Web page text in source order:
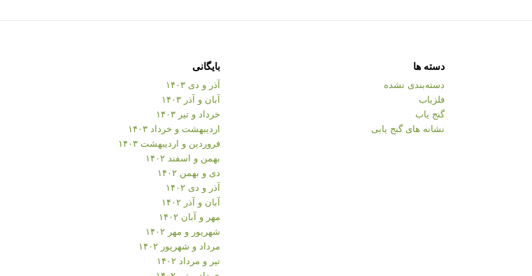
دسته ها
دسته‌بندی نشده
فلزیاب
گنج یاب
نشانه های گنج یابی
بایگانی
آذر و دی ۱۴۰۳
آبان و آذر ۱۴۰۳
خرداد و تیر ۱۴۰۳
اردیبهشت و خرداد ۱۴۰۳
فروردین و اردیبهشت ۱۴۰۳
بهمن و اسفند ۱۴۰۲
دی و بهمن ۱۴۰۲
آذر و دی ۱۴۰۲
آبان و آذر ۱۴۰۲
مهر و آبان ۱۴۰۲
شهریور و مهر ۱۴۰۲
مرداد و شهریور ۱۴۰۲
تیر و مرداد ۱۴۰۲